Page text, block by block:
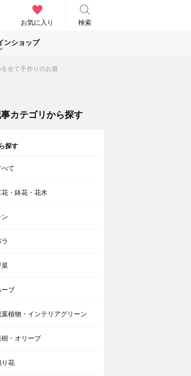
お気に入り 検索
ンショップ
全て手作りのお庭
カテゴリから探す
探す
べて
花・鉢花・花木
ン
菜
ーブ
葉植物・インテリアグリーン
樹・オリーブ
り花